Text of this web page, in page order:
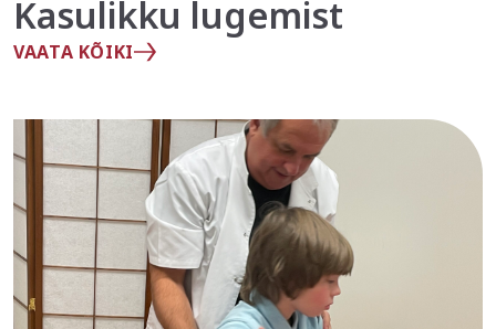
Kasulikku lugemist
VAATA KÕIKI